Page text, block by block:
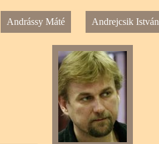
Andrássy Máté Andrejcsik István